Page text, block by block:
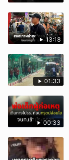
13:18
01:33
00:33